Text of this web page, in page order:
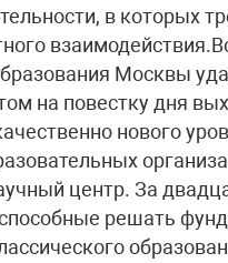
в которых
Москвы
на повестку дня
нового
центр. За
решать